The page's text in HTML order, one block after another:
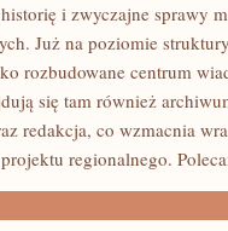
i zwyczajne sprawy
Już na poziomie
rozbudowane centrum
się tam również
redakcja, co wzmacnia
regionalnego.